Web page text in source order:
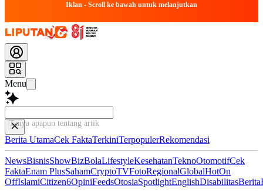
Iklan - Scroll ke bawah untuk melanjutkan
Menu
Tanya apapun tentang artikel ini...
Berita UtamaCek FaktaTerkiniTerpopulerRekomendasi
NewsBisnisShowBizBolaLifestyleKesehatanTeknoOtomotifCek
FaktaEnam PlusSahamCryptoTVFotoRegionalGlobalHotOn
OffIslamiCitizen6OpiniFeedsOtosiaSpotlightEnglishDisabilitasBerita